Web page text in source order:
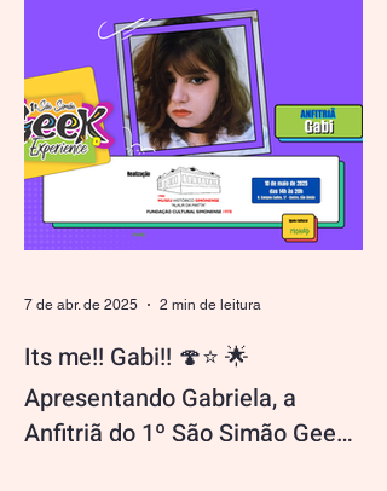
Luca Robazza, o talento criativo por trás
do Campeonato de...
Its me!! Gabi!! 🍄⭐ 🌟
Apresentando Gabriela, a
Anfitriã do 1º São Simão Geek
7 de abr. de 2025 2 min de leitura